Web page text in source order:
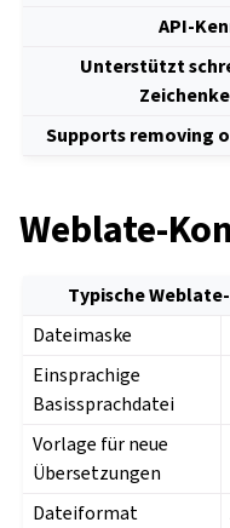
API-
Unterstützt
Supports removing
Weblate-
Typische Weblate-
Dateimaske
Einsprachige
Basissprachdatei
Vorlage für neue
Übersetzungen
Dateiformat